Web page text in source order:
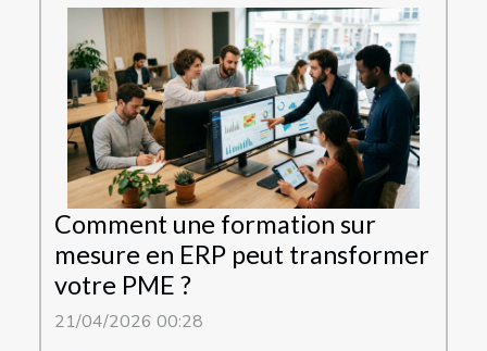
Comment une formation sur
mesure en ERP peut transformer
votre PME ?
21/04/2026 00:28